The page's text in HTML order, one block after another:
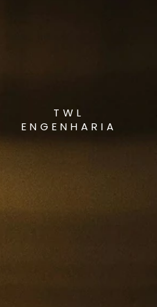
TWL
ENGENHARIA